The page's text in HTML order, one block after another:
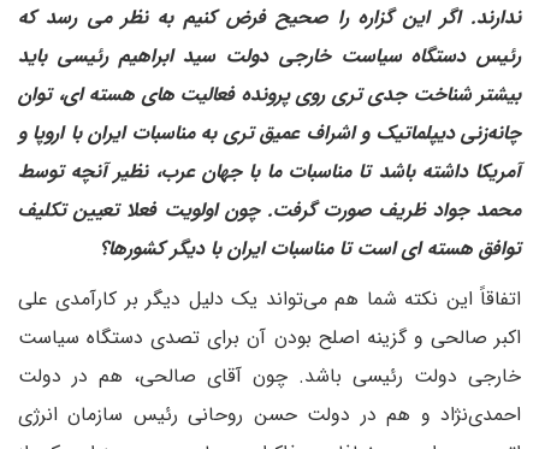
ندارند. اگر این گزاره را صحیح فرض کنیم به نظر می رسد که
رئیس دستگاه سیاست خارجی دولت سید ابراهیم رئیسی باید
بیشتر شناخت جدی تری روی پرونده فعالیت های هسته ای، توان
چانه‌زنی دیپلماتیک و اشراف عمیق تری به مناسبات ایران با اروپا و
آمریکا داشته باشد تا مناسبات ما با جهان عرب، نظیر آنچه توسط
محمد جواد ظریف صورت گرفت. چون اولویت فعلا تعیین تکلیف
توافق هسته ای است تا مناسبات ایران با دیگر کشورها؟
اتفاقاً این نکته شما هم می‌تواند یک دلیل دیگر بر کارآمدی علی
اکبر صالحی و گزینه اصلح بودن آن برای تصدی دستگاه سیاست
خارجی دولت رئیسی باشد. چون آقای صالحی، هم در دولت
احمدی‌نژاد و هم در دولت حسن روحانی رئیس سازمان انرژی